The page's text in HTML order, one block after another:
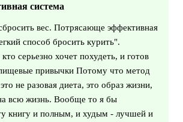
система
вес. Потрясающе эффективная
способ бросить курить".
серьезно хочет похудеть, и готов
привычки Потому что метод
не разовая диета, это образ жизни,
всю жизнь. Вообще то я бы
книгу и полным, и худым - лучшей и